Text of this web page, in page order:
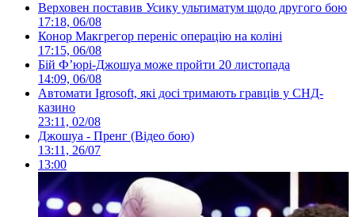
Верховен поставив Усику ультиматум щодо другого бою
17:18, 06/08
Конор Макгрегор переніс операцію на коліні
17:15, 06/08
Бій Ф’юрі-Джошуа може пройти 20 листопада
14:09, 06/08
Автомати Igrosoft, які досі тримають гравців у СНД-
казино
23:11, 02/08
Джошуа - Пренг (Відео бою)
13:11, 26/07
13:00